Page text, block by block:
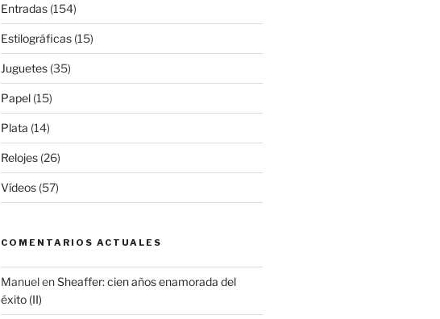
Entradas(154)
Estilográficas(15)
Juguetes(35)
Papel(15)
Plata (14)
Relojes(26)
Vídeos(57)
COMENTARIOS ACTUALES
ManuelenSheaffer: cien años enamorada del
éxito (II)